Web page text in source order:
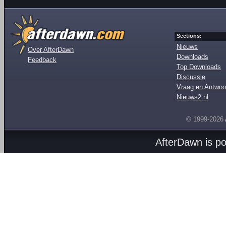
Over AfterDawn
Feedback
Sections:
Nieuws
Downloads
Top Downloads
Discussie
Vraag en
Nieuws2.nl
© 1999-2026
AfterDawn is